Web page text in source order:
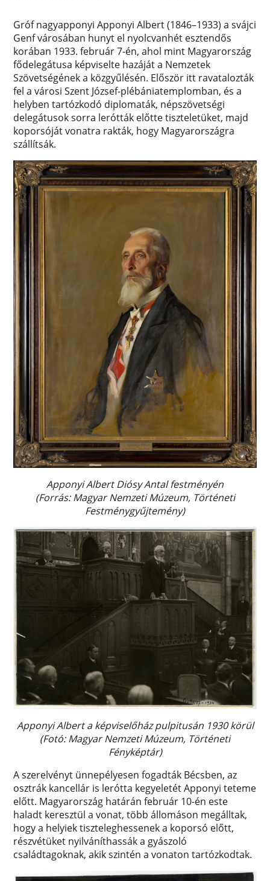
Gróf nagyapponyi Apponyi Albert (1846–1933) a svájci
Genf városában hunyt el nyolcvanhét esztendős
korában 1933. február 7-én, ahol mint Magyarország
fődelegátusa képviselte hazáját a Nemzetek
Szövetségének a közgyűlésén. Először itt ravatalozták
fel a városi Szent József-plébániatemplomban, és a
helyben tartózkodó diplomaták, népszövetségi
delegátusok sorra lerótták előtte tiszteletüket, majd
koporsóját vonatra rakták, hogy Magyarországra
szállítsák.
Apponyi Albert Diósy Antal festményén
(Forrás: Magyar Nemzeti Múzeum, Történeti
Festménygyűjtemény)
Apponyi Albert a képviselőház pulpitusán 1930 körül
(Fotó: Magyar Nemzeti Múzeum, Történeti
Fényképtár)
A szerelvényt ünnepélyesen fogadták Bécsben, az
osztrák kancellár is lerótta kegyeletét Apponyi teteme
előtt. Magyarország határán február 10-én este
haladt keresztül a vonat, több állomáson megálltak,
hogy a helyiek tiszteleghessenek a koporsó előtt,
részvétüket nyilváníthassák a gyászoló
családtagoknak, akik szintén a vonaton tartózkodtak.